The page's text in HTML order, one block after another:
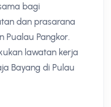
bagi
dan prasarana
Pualau Pangkor.
lawatan kerja
Bayang di Pulau